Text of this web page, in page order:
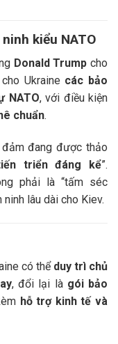
kiểu NATO
Donald Trump cho
Ukraine các bảo
NATO, với điều kiện
chuẩn.
đang được thảo
triển đáng kể”.
phải là “tấm séc
lâu dài cho Kiev.
có thể duy trì chủ
, đổi lại là gói bảo
hỗ trợ kinh tế và